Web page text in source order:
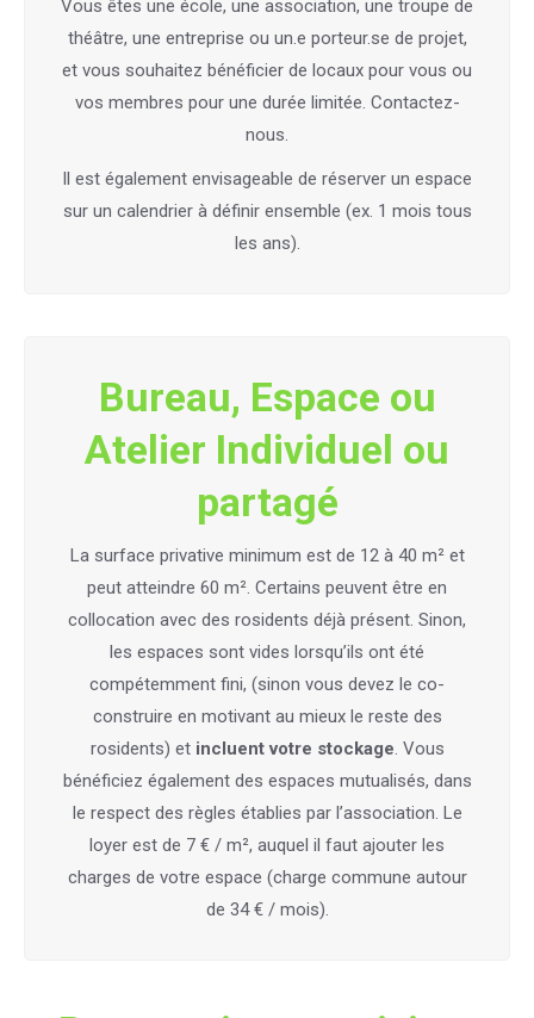
Vous êtes une école, une association, une troupe de
théâtre, une entreprise ou un.e porteur.se de projet,
et vous souhaitez bénéficier de locaux pour vous ou
vos membres pour une durée limitée. Contactez-
nous.
Il est également envisageable de réserver un espace
sur un calendrier à définir ensemble (ex. 1 mois tous
les ans).
Bureau, Espace ou
Atelier Individuel ou
partagé
La surface privative minimum est de 12 à 40 m² et
peut atteindre 60 m². Certains peuvent être en
collocation avec des rosidents déjà présent. Sinon,
les espaces sont vides lorsqu’ils ont été
compétemment fini, (sinon vous devez le co-
construire en motivant au mieux le reste des
rosidents) et incluent votre stockage. Vous
bénéficiez également des espaces mutualisés, dans
le respect des règles établies par l’association. Le
loyer est de 7 € / m², auquel il faut ajouter les
charges de votre espace (charge commune autour
de 34€/ mois).